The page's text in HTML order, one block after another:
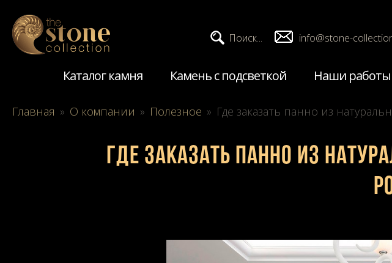
Поиск... info@stone-
Каталог камня Камень с подсветкой Наши работы
Главная » О компании » Полезное » Где заказать панно из
Где заказать панно из